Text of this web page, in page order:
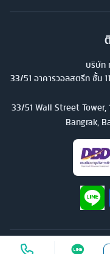
บริษัท
33/51 อาคารวอลสตรีท ชั้น
33/51 Wall Street Tower,
Bangrak,
2026บริษัท ทั